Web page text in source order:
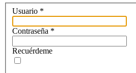
Usuario *
Contraseña *
Recuérdeme